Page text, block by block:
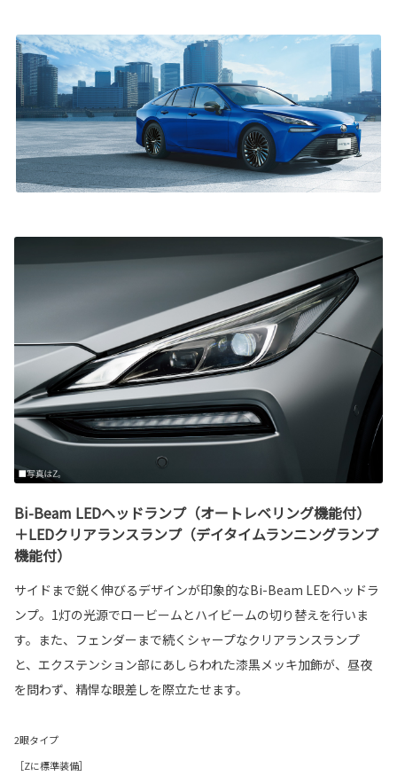
Bi-Beam LEDヘッドランプ（オートレベリング機能付）
＋LEDクリアランスランプ（デイタイムランニングランプ
機能付）
サイドまで鋭く伸びるデザインが印象的なBi-Beam LEDヘッドラ
ンプ。1灯の光源でロービームとハイビームの切り替えを行いま
す。また、フェンダーまで続くシャープなクリアランスランプ
と、エクステンション部にあしらわれた漆黒メッキ加飾が、昼夜
を問わず、精悍な眼差しを際立たせます。
2眼タイプ
［Zに標準装備］